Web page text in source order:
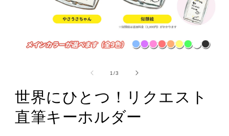
1/の
3
世界にひとつ！リクエスト
直筆キーホルダー